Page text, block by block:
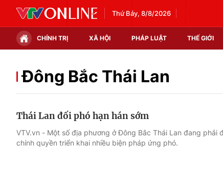
Thứ Bảy, 8/8/2026
CHÍNH TRỊ XÃ HỘI PHÁP LUẬT THẾ GIỚI
Chính trị Xã hội
Thế giới đó đây
Thị trường
Đông Bắc Thái Lan
Thái Lan đối phó hạn hán sớm
VTV.vn - Một số địa phương ở Đông Bắc Thái Lan đang phải
chính quyền triển khai nhiều biện pháp ứng phó.